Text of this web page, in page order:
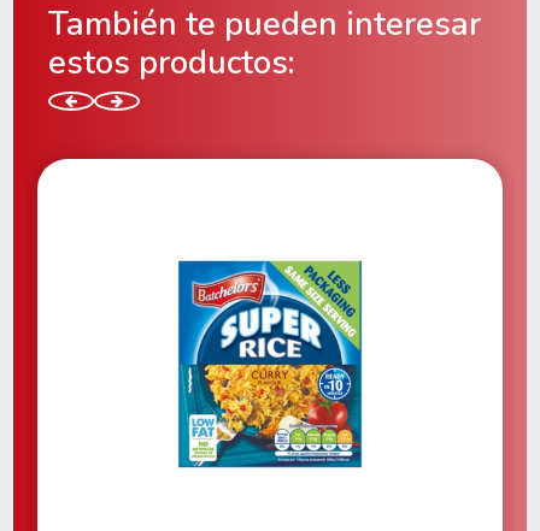
También te pueden interesar
estos productos: